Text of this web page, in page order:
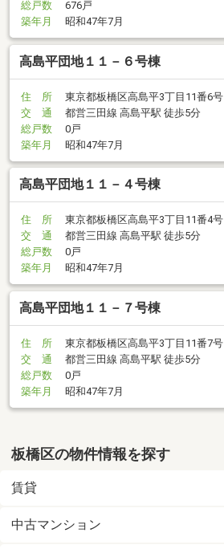
総戸数
676戸
築年月
昭和47年7月
高島平団地１１－６号棟
住 所
東京都板橋区高島平3丁目11番6号
交 通
都営三田線 高島平駅 徒歩5分
総戸数
0戸
築年月
昭和47年7月
高島平団地１１－４号棟
住 所
東京都板橋区高島平3丁目11番4号
交 通
都営三田線 高島平駅 徒歩5分
総戸数
0戸
築年月
昭和47年7月
高島平団地１１－７号棟
住 所
東京都板橋区高島平3丁目11番7号
交 通
都営三田線 高島平駅 徒歩5分
総戸数
0戸
築年月
昭和47年7月
板橋区の物件情報を探す
賃貸
中古マンション